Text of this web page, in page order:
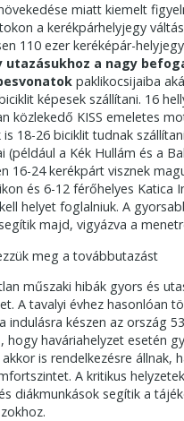
miatt kiemelt
a kerékpárhelyjegy
110 ezer keréképár-
a nagy
paklikocsijaiba
képesek szállítani. 16
közlekedő KISS emeletes
18-26 biciklit tudnak
a Kék Hullám és a
16-24 kerékpárt visznek
és 6-12 férőhelyes Katica
helyet foglalniuk. A
majd, vigyázva a
meg a továbbutazást
műszaki hibák gyors és
A tavalyi évhez hasonlóan
készen az ország
haváriahelyzet esetén
is rendelkezésre állnak,
A kritikus
diákmunkások segítik a